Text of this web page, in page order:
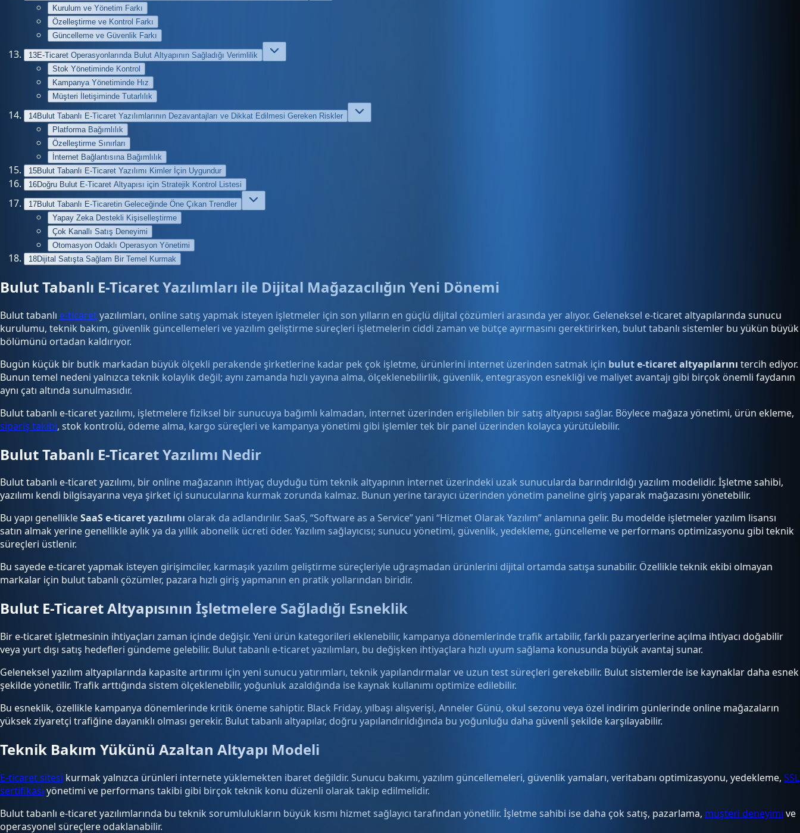
Kurulum ve Yönetim Farkı
Özelleştirme ve Kontrol Farkı
Güncelleme ve Güvenlik Farkı
13E-Ticaret Operasyonlarında Bulut Altyapının Sağladığı Verimlilik
Stok Yönetiminde Kontrol
Kampanya Yönetiminde Hız
Müşteri İletişiminde Tutarlılık
14Bulut Tabanlı E-Ticaret Yazılımlarının Dezavantajları ve Dikkat Edilmesi Gereken Riskler
Platforma Bağımlılık
Özelleştirme Sınırları
İnternet Bağlantısına Bağımlılık
15Bulut Tabanlı E-Ticaret Yazılımı Kimler İçin Uygundur
16Doğru Bulut E-Ticaret Altyapısı için Stratejik Kontrol Listesi
17Bulut Tabanlı E-Ticaretin Geleceğinde Öne Çıkan Trendler
Yapay Zeka Destekli Kişiselleştirme
Çok Kanallı Satış Deneyimi
Otomasyon Odaklı Operasyon Yönetimi
18Dijital Satışta Sağlam Bir Temel Kurmak
Bulut Tabanlı E-Ticaret Yazılımları ile Dijital Mağazacılığın Yeni Dönemi
Bulut tabanlı e-ticaretyazılımları, online satış yapmak isteyen işletmeler için son yılların en güçlü dijital çözümleri arasında yer alıyor. Geleneksel e-ticaret altyapılarında sunucu
kurulumu, teknik bakım, güvenlik güncellemeleri ve yazılım geliştirme süreçleri işletmelerin ciddi zaman ve bütçe ayırmasını gerektirirken, bulut tabanlı sistemler bu yükün büyük
bölümünü ortadan kaldırıyor.
Bugün küçük bir butik markadan büyük ölçekli perakende şirketlerine kadar pek çok işletme, ürünlerini internet üzerinden satmak için bulut e-ticaret altyapılarını tercih ediyor.
Bunun temel nedeni yalnızca teknik kolaylık değil; aynı zamanda hızlı yayına alma, ölçeklenebilirlik, güvenlik, entegrasyon esnekliği ve maliyet avantajı gibi birçok önemli faydanın
aynı çatı altında sunulmasıdır.
Bulut tabanlı e-ticaret yazılımı, işletmelere fiziksel bir sunucuya bağımlı kalmadan, internet üzerinden erişilebilen bir satış altyapısı sağlar. Böylece mağaza yönetimi, ürün ekleme,
sipariş takibi, stok kontrolü, ödeme alma, kargo süreçleri ve kampanya yönetimi gibi işlemler tek bir panel üzerinden kolayca yürütülebilir.
Bulut Tabanlı E-Ticaret Yazılımı Nedir
Bulut tabanlı e-ticaret yazılımı, bir online mağazanın ihtiyaç duyduğu tüm teknik altyapının internet üzerindeki uzak sunucularda barındırıldığı yazılım modelidir. İşletme sahibi,
yazılımı kendi bilgisayarına veya şirket içi sunucularına kurmak zorunda kalmaz. Bunun yerine tarayıcı üzerinden yönetim paneline giriş yaparak mağazasını yönetebilir.
Bu yapı genellikleSaaS e-ticaret yazılımı olarak da adlandırılır. SaaS, “Software as a Service” yani “Hizmet Olarak Yazılım” anlamına gelir. Bu modelde işletmeler yazılım lisansı
satın almak yerine genellikle aylık ya da yıllık abonelik ücreti öder. Yazılım sağlayıcısı; sunucu yönetimi, güvenlik, yedekleme, güncelleme ve performans optimizasyonu gibi teknik
süreçleri üstlenir.
Bu sayede e-ticaret yapmak isteyen girişimciler, karmaşık yazılım geliştirme süreçleriyle uğraşmadan ürünlerini dijital ortamda satışa sunabilir. Özellikle teknik ekibi olmayan
markalar için bulut tabanlı çözümler, pazara hızlı giriş yapmanın en pratik yollarından biridir.
Bulut E-Ticaret Altyapısının İşletmelere Sağladığı Esneklik
Bir e-ticaret işletmesinin ihtiyaçları zaman içinde değişir. Yeni ürün kategorileri eklenebilir, kampanya dönemlerinde trafik artabilir, farklı pazaryerlerine açılma ihtiyacı doğabilir
veya yurt dışı satış hedefleri gündeme gelebilir. Bulut tabanlı e-ticaret yazılımları, bu değişken ihtiyaçlara hızlı uyum sağlama konusunda büyük avantaj sunar.
Geleneksel yazılım altyapılarında kapasite artırımı için yeni sunucu yatırımları, teknik yapılandırmalar ve uzun test süreçleri gerekebilir. Bulut sistemlerde ise kaynaklar daha esnek
şekilde yönetilir. Trafik arttığında sistem ölçeklenebilir, yoğunluk azaldığında ise kaynak kullanımı optimize edilebilir.
Bu esneklik, özellikle kampanya dönemlerinde kritik öneme sahiptir. Black Friday, yılbaşı alışverişi, Anneler Günü, okul sezonu veya özel indirim günlerinde online mağazaların
yüksek ziyaretçi trafiğine dayanıklı olması gerekir. Bulut tabanlı altyapılar, doğru yapılandırıldığında bu yoğunluğu daha güvenli şekilde karşılayabilir.
Teknik Bakım Yükünü Azaltan Altyapı Modeli
E-ticaret sitesi kurmak yalnızca ürünleri internete yüklemekten ibaret değildir. Sunucu bakımı, yazılım güncellemeleri, güvenlik yamaları, veritabanı optimizasyonu, yedekleme, SSL
sertifikası yönetimi ve performans takibi gibi birçok teknik konu düzenli olarak takip edilmelidir.
Bulut tabanlı e-ticaret yazılımlarında bu teknik sorumlulukların büyük kısmı hizmet sağlayıcı tarafından yönetilir. İşletme sahibi ise daha çok satış, pazarlama, müşteri deneyimi ve
operasyonel süreçlere odaklanabilir.